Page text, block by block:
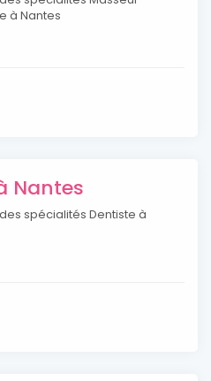
à Nantes
Nantes
spécialités Dentiste à